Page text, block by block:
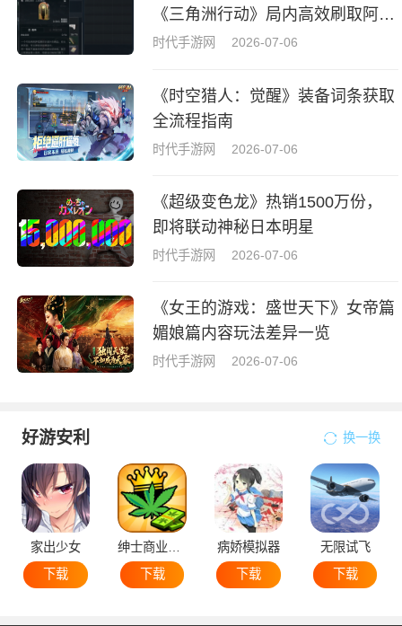
《三角洲行动》局内高效刷取阿萨
拉牌盒指南
时代手游网 2026-07-06
《时空猎人：觉醒》装备词条获取
全流程指南
时代手游网 2026-07-06
《超级变色龙》热销1500万份，
即将联动神秘日本明星
时代手游网 2026-07-06
《女王的游戏：盛世天下》女帝篇
媚娘篇内容玩法差异一览
时代手游网 2026-07-06
好游安利 换一换
家出少女
下载
下载
病娇模拟器
下载
无限试飞
下载